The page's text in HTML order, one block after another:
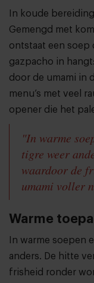
In koude
Gemengd met
ontstaat een soep
gazpacho in
door de umami in
menu’s met veel
opener die het
"In warme
tigre weer
waardoor de
umami voller
Warme
In warme soepen
anders. De hitte
frisheid ronder